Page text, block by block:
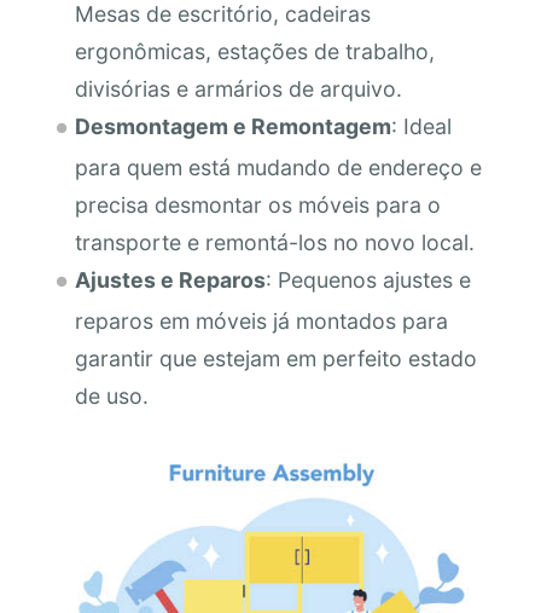
Mesas de escritório, cadeiras
ergonômicas, estações de trabalho,
divisórias e armários de arquivo.
Desmontagem e Remontagem: Ideal
para quem está mudando de endereço e
precisa desmontar os móveis para o
transporte e remontá-los no novo local.
Ajustes e Reparos: Pequenos ajustes e
reparos em móveis já montados para
garantir que estejam em perfeito estado
de uso.